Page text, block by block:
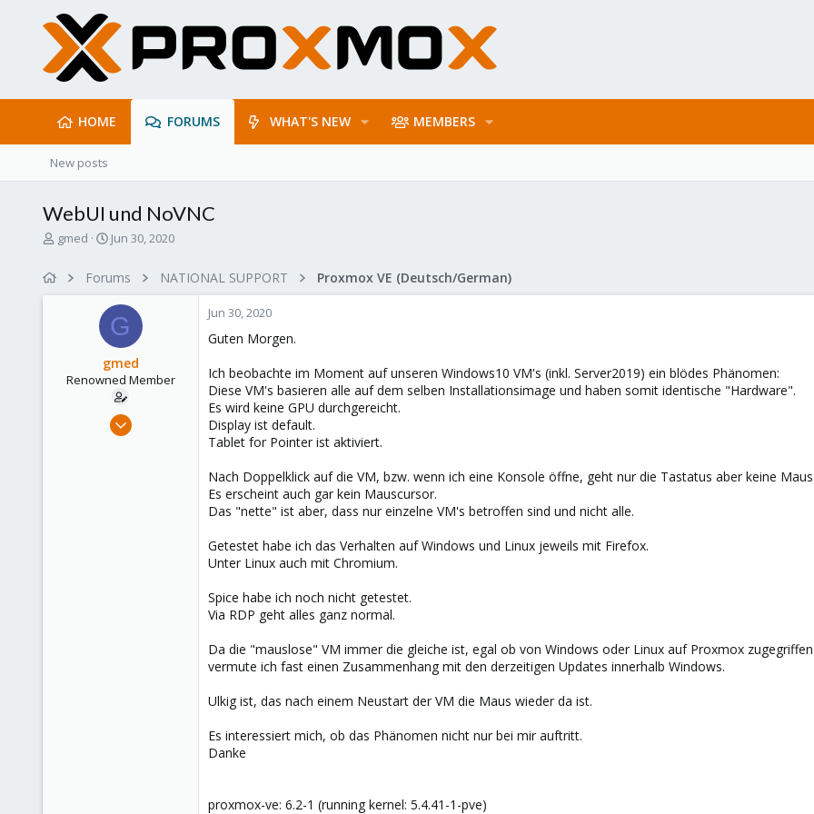
HOME FORUMS WHAT'S NEW MEMBERS
New posts
WebUI und NoVNC
Tgmed
S
r
t
d
a
t
e
Jun 30, 2020
Forums NATIONAL SUPPORT Proxmox VE (Deutsch/German)
G
gmed
Renowned Member
Dec 20, 2013
Jun 30, 2020
Guten Morgen.
Ich beobachte im Moment auf unseren Windows10 VM's (inkl. Server2019) ein blödes Phänomen:
Diese VM's basieren alle auf dem selben Installationsimage und haben somit identische "Hardware".
Es wird keine GPU durchgereicht.
Display ist default.
Tablet for Pointer ist aktiviert.
Nach Doppelklick auf die VM, bzw. wenn ich eine Konsole öffne, geht nur die Tastatus aber keine Maus.
Es erscheint auch gar kein Mauscursor.
Das "nette" ist aber, dass nur einzelne VM's betroffen sind und nicht alle.
Getestet habe ich das Verhalten auf Windows und Linux jeweils mit Firefox.
Unter Linux auch mit Chromium.
Spice habe ich noch nicht getestet.
Via RDP geht alles ganz normal.
Da die "mauslose" VM immer die gleiche ist, egal ob von Windows oder Linux auf Proxmox
vermute ich fast einen Zusammenhang mit den derzeitigen Updates innerhalb Windows.
Ulkig ist, das nach einem Neustart der VM die Maus wieder da ist.
Es interessiert mich, ob das Phänomen nicht nur bei mir auftritt.
Danke
proxmox-ve: 6.2-1 (running kernel: 5.4.41-1-pve)